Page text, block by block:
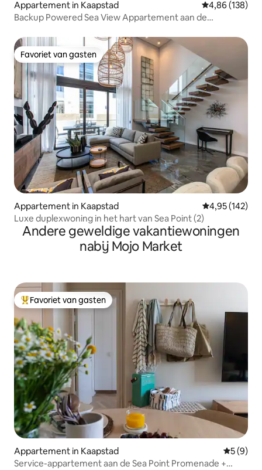
Appartement in Kaapstad Gemiddelde
4,86 (138)
Backup Powered Sea View Appartement aan de
Favoriet van gasten
Favoriet van gasten
Appartement in Kaapstad Gemiddelde
4,95 (142)
Luxe duplexwoning in het hart van Sea Point (2)
Andere geweldige vakantiewoningen
nabij Mojo Market
Topfavoriet van gasten
Favoriet van gasten
Appartement in Kaapstad
5 (9)
Service-appartement aan de Sea Point Promenade +